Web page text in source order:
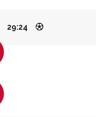
29:24